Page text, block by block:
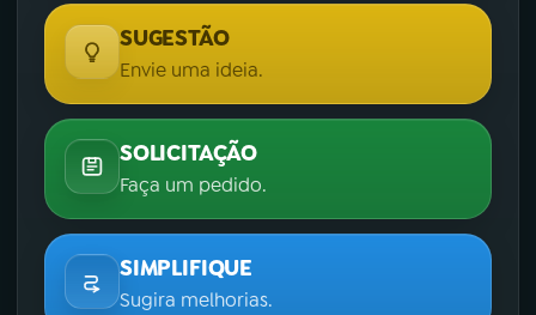
SUGESTÃO
Envie uma ideia.
SOLICITAÇÃO
Faça um pedido.
SIMPLIFIQUE
Sugira melhorias.